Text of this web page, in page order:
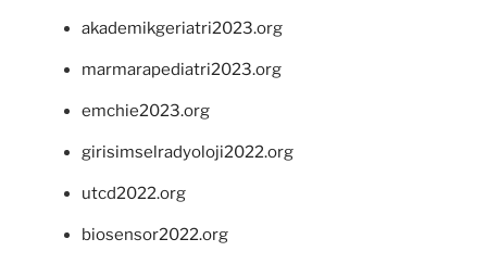
akademikgeriatri2023.org
marmarapediatri2023.org
emchie2023.org
girisimselradyoloji2022.org
utcd2022.org
biosensor2022.org